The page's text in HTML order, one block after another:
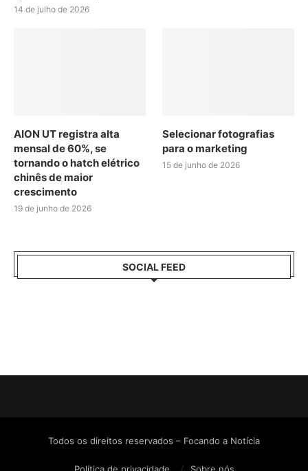
14 de julho de 2026
AION UT registra alta
mensal de 60%, se
tornando o hatch elétrico
chinês de maior
crescimento
19 de junho de 2026
Selecionar fotografias
para o marketing
15 de junho de 2026
SOCIAL FEED
Todos os direitos reservados – Focando a Notícia